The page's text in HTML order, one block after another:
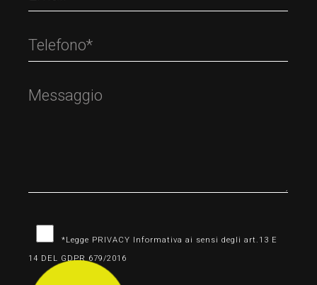
*Legge PRIVACY Informativa ai sensi degli art.13 E
14 DEL GDPR 679/2016